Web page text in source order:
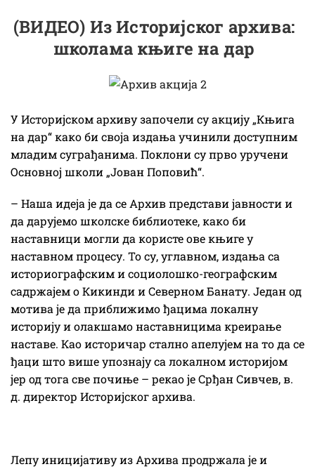
(ВИДЕО) Из Историјског архива:
школама књиге на дар
У Историјском архиву започели су акцију „Књига
на дар“ како би своја издања учинили доступним
младим суграђанима. Поклони су прво уручени
Основној школи „Јован Поповић“.
– Наша идеја је да се Архив представи јавности и
да дарујемо школске библиотеке, како би
наставници могли да користе ове књиге у
наставном процесу. То су, углавном, издања са
историографским и социолошко-географским
садржајем о Кикинди и Северном Банату. Један од
мотива је да приближимо ђацима локалну
историју и олакшамо наставницима креирање
наставе. Као историчар стално апелујем на то да се
ђаци што више упознају са локалном историјом
јер од тога све почиње – рекао је Срђан Сивчев, в.
д. директор Историјског архива.
Лепу иницијативу из Архива продржала је и